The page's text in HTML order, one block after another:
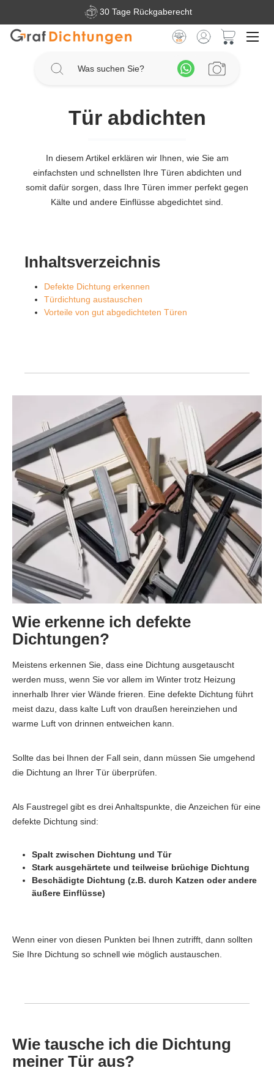
Zum Hauptinhalt springen30 Tage Rückgaberecht
Tür abdichten
In diesem Artikel erklären wir Ihnen, wie Sie am
einfachsten und schnellsten Ihre Türen abdichten und
somit dafür sorgen, dass Ihre Türen immer perfekt gegen
Kälte und andere Einflüsse abgedichtet sind.
Inhaltsverzeichnis
Defekte Dichtung erkennen
Türdichtung austauschen
Vorteile von gut abgedichteten Türen
Wie erkenne ich defekte
Dichtungen?
Meistens erkennen Sie, dass eine Dichtung ausgetauscht
werden muss, wenn Sie vor allem im Winter trotz Heizung
innerhalb Ihrer vier Wände frieren. Eine defekte Dichtung führt
meist dazu, dass kalte Luft von draußen hereinziehen und
warme Luft von drinnen entweichen kann.
Sollte das bei Ihnen der Fall sein, dann müssen Sie umgehend
die Dichtung an Ihrer Tür überprüfen.
Als Faustregel gibt es drei Anhaltspunkte, die Anzeichen für eine
defekte Dichtung sind:
Spalt zwischen Dichtung und Tür
Stark ausgehärtete und teilweise brüchige Dichtung
Beschädigte Dichtung (z.B. durch Katzen oder andere
äußere Einflüsse)
Wenn einer von diesen Punkten bei Ihnen zutrifft, dann sollten
Sie Ihre Dichtung so schnell wie möglich austauschen.
Wie tausche ich die Dichtung
meiner Tür aus?